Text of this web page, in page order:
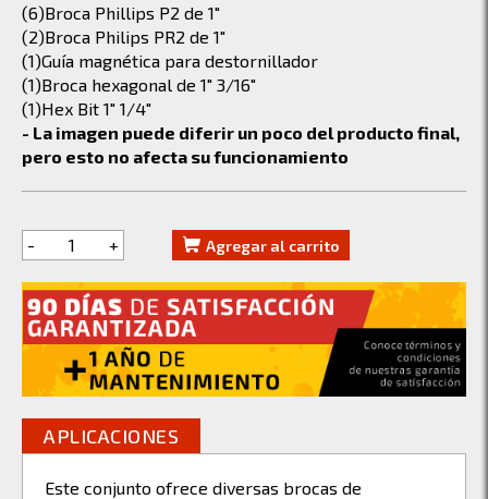
(6)Broca Phillips P2 de 1"
(2)Broca Philips PR2 de 1"
(1)Guía magnética para destornillador
(1)Broca hexagonal de 1" 3/16"
(1)Hex Bit 1" 1/4"
- La imagen puede diferir un poco del producto final,
pero esto no afecta su funcionamiento
- + Agregar al carrito
APLICACIONES
Este conjunto ofrece diversas brocas de